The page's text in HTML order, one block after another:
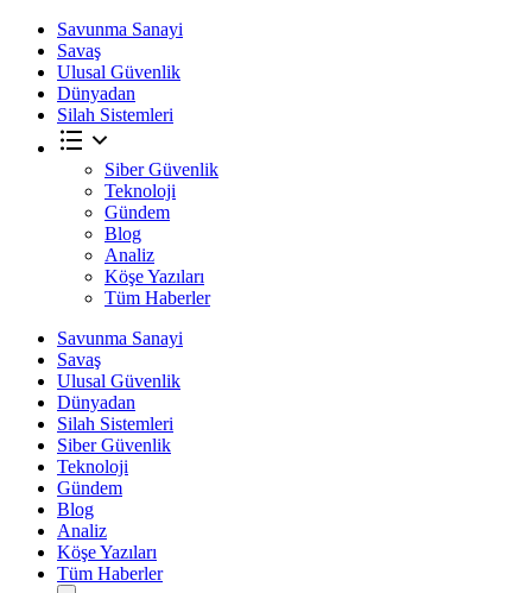
Savunma Sanayi
Savaş
Ulusal Güvenlik
Dünyadan
Silah Sistemleri
Siber Güvenlik
Teknoloji
Gündem
Blog
Analiz
Köşe Yazıları
Tüm Haberler
Savunma Sanayi
Savaş
Ulusal Güvenlik
Dünyadan
Silah Sistemleri
Siber Güvenlik
Teknoloji
Gündem
Blog
Analiz
Köşe Yazıları
Tüm Haberler